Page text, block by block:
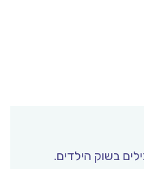
בשוק הילדים.